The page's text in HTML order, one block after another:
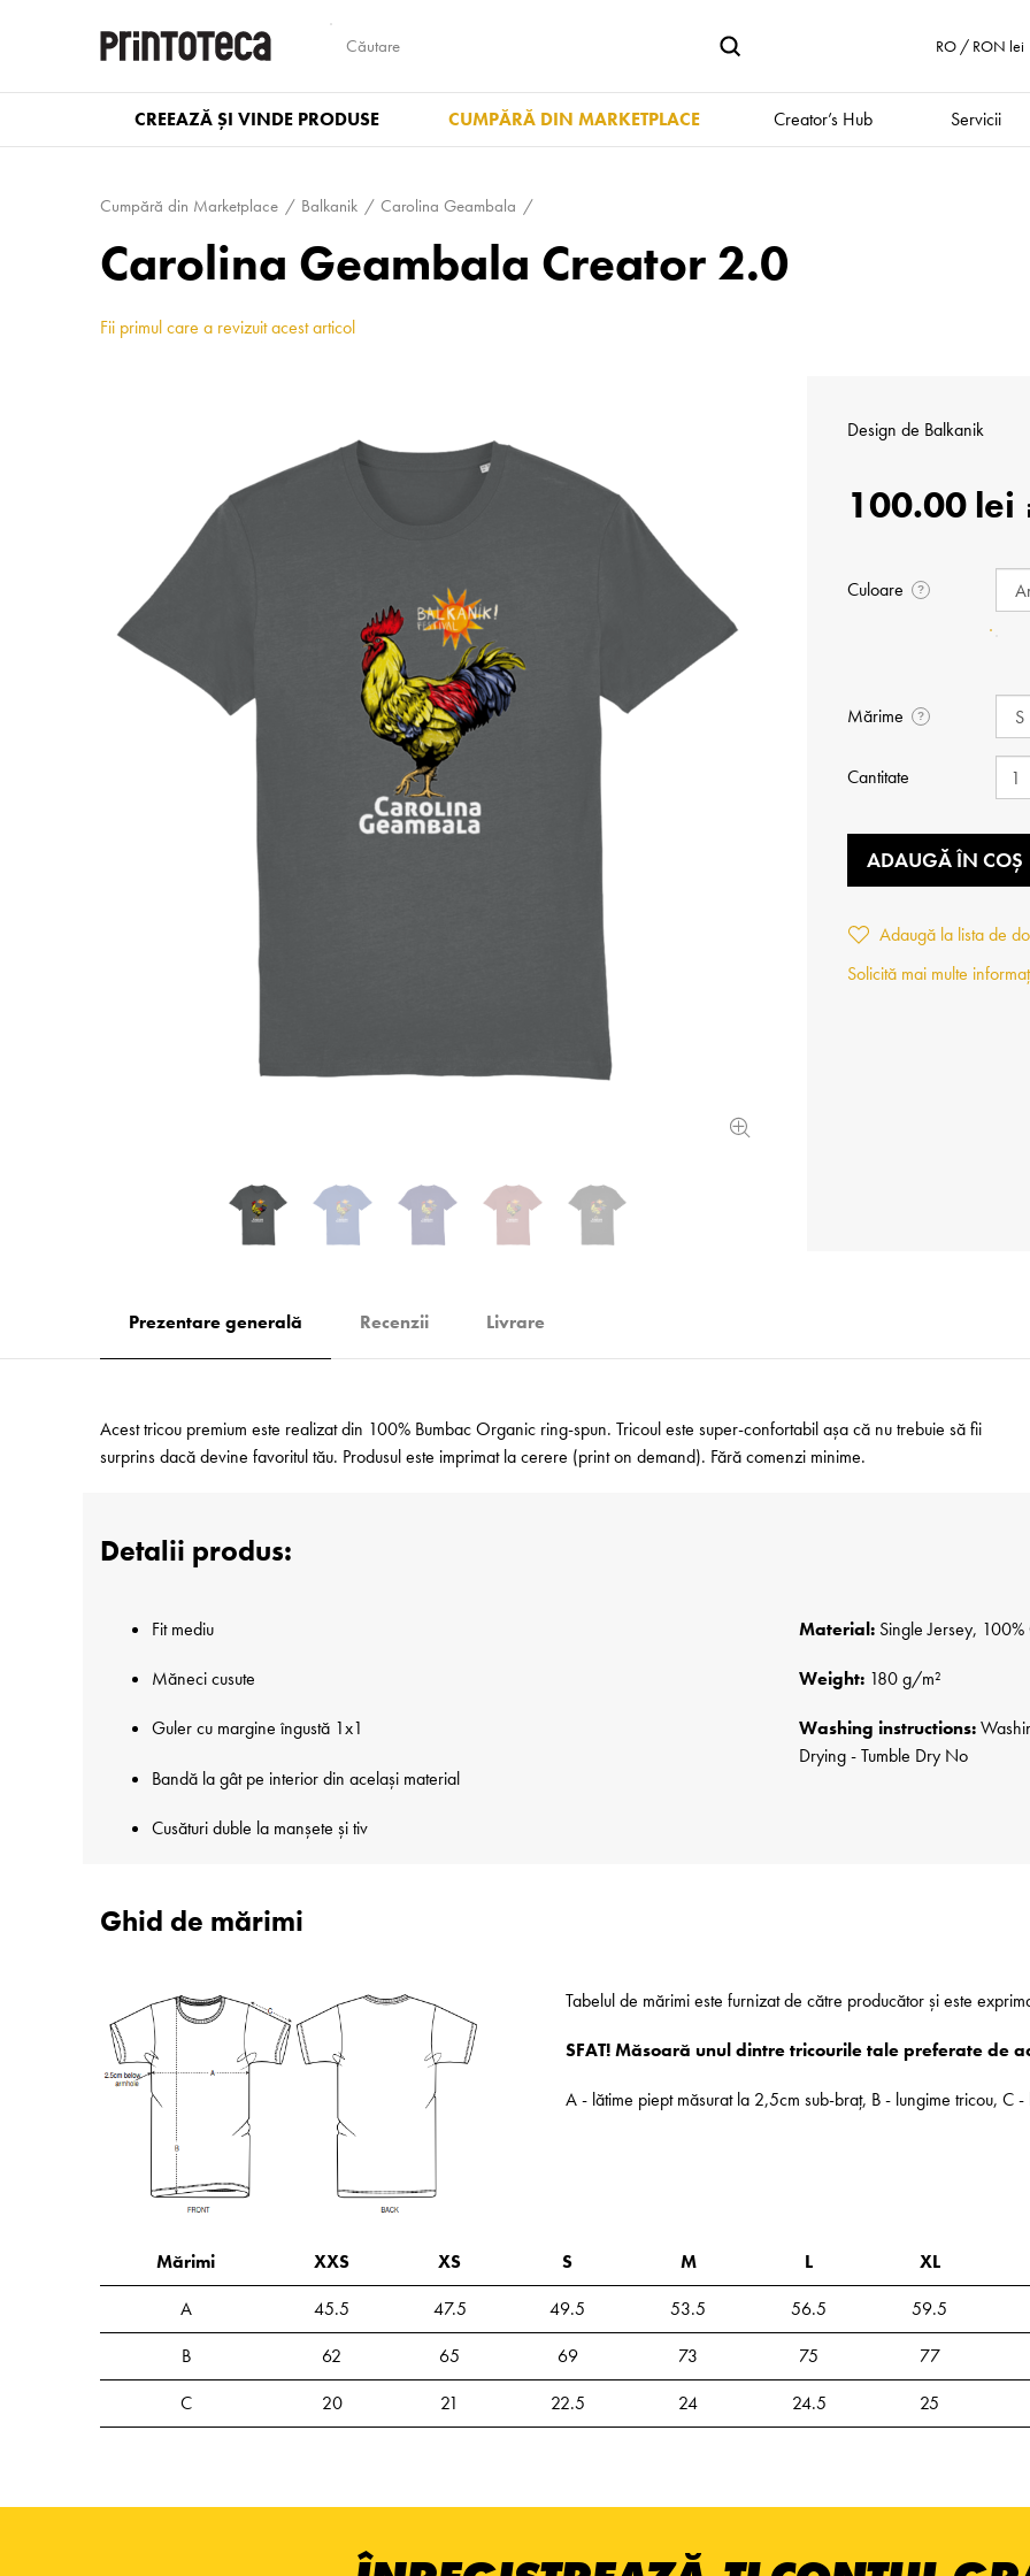
RO / RON lei
CREEAZĂ ȘI VINDE PRODUSE CUMPĂRĂ DIN MARKETPLACE Creator’s Hub Servicii
Cumpără din Marketplace Balkanik Carolina Geambala
Carolina Geambala Creator 2.0
Fii primul care a revizuit acest articol
Design de Balkanik
100.00 lei
Culoare ?
Mărime ?
Cantitate
ADAUGĂ ÎN COȘ
Adaugă la lista de
Solicită mai multe
Prezentare generală Recenzii Livrare
Acest tricou premium este realizat din 100% Bumbac Organic ring-spun. Tricoul este super-confortabil așa că nu trebuie să fii
surprins dacă devine favoritul tău. Produsul este imprimat la cerere (print on demand). Fără comenzi minime.
Detalii produs:
Fit mediu
Măneci cusute
Guler cu margine îngustă 1x1
Bandă la gât pe interior din același material
Cusături duble la manșete și tiv
Material:Single Jersey, 100%
Weight:180 g/m²
Washing instructions:
Drying - Tumble Dry No
Ghid de mărimi
Tabelul de mărimi este furnizat de către producător și este
SFAT! Măsoară unul dintre tricourile tale preferate de
A - lătime piept măsurat la 2,5cm sub-braț, B - lungime tricou, C
Mărimi XXS XS S M L XL
A
45.5 47.5 49.5 53.5 56.5 59.5
B
62 65 69 73 75 77
C
20 21 22.5 24 24.5 25